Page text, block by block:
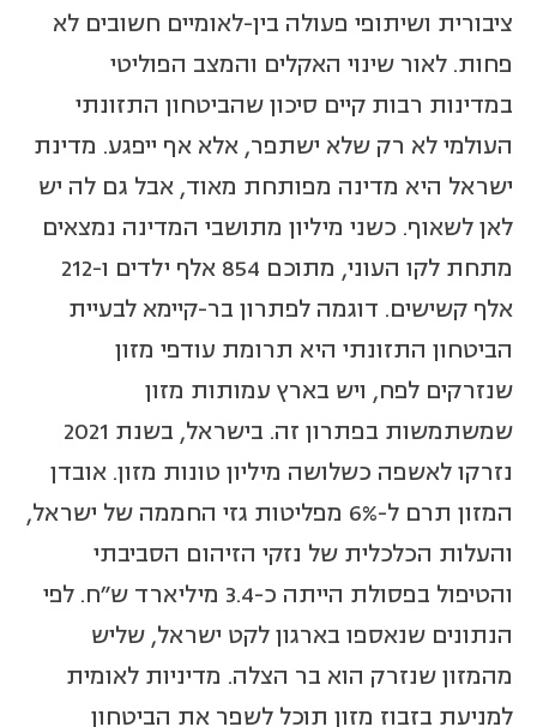
ציבורית ושיתופי פעולה בין-לאומיים חשובים לא
פחות. לאור שינוי האקלים והמצב הפוליטי
במדינות רבות קיים סיכון שהביטחון התזונתי
העולמי לא רק שלא ישתפר, אלא אף ייפגע. מדינת
ישראל היא מדינה מפותחת מאוד, אבל גם לה יש
לאן לשאוף. כשני מיליון מתושבי המדינה נמצאים
מתחת לקו העוני, מתוכם 854 אלף ילדים ו-212
אלף קשישים. דוגמה לפתרון בר-קיימא לבעיית
הביטחון התזונתי היא תרומת עודפי מזון
שנזרקים לפח, ויש בארץ עמותות מזון
שמשתמשות בפתרון זה. בישראל, בשנת 2021
נזרקו לאשפה כשלושה מיליון טונות מזון. אובדן
המזון תרם ל-6% מפליטות גזי החממה של ישראל,
והעלות הכלכלית של נזקי הזיהום הסביבתי
והטיפול בפסולת הייתה כ-3.4 מיליארד ש"ח. לפי
הנתונים שנאספו בארגון לקט ישראל, שליש
מהמזון שנזרק הוא בר הצלה. מדיניות לאומית
למניעת בזבוז מזון תוכל לשפר את הביטחון